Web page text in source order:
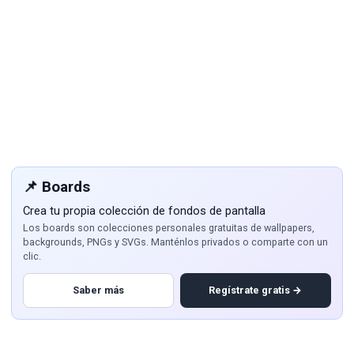
📌 Boards
Crea tu propia colección de fondos de pantalla
Los boards son colecciones personales gratuitas de wallpapers,
backgrounds, PNGs y SVGs. Manténlos privados o comparte con un
clic.
Saber más Regístrate gratis →